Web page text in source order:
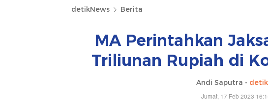
detikNews Berita
MA Perintahkan
Triliunan Rupiah di
Andi Saputra -
Jumat, 17 Feb 2023